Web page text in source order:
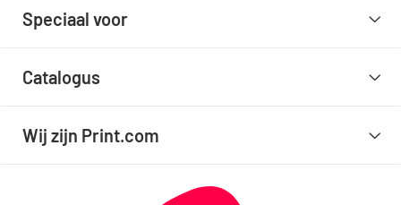
Speciaal voor
Catalogus
Wij zijn Print.com